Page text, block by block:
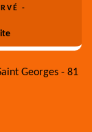
-
Georges - 81